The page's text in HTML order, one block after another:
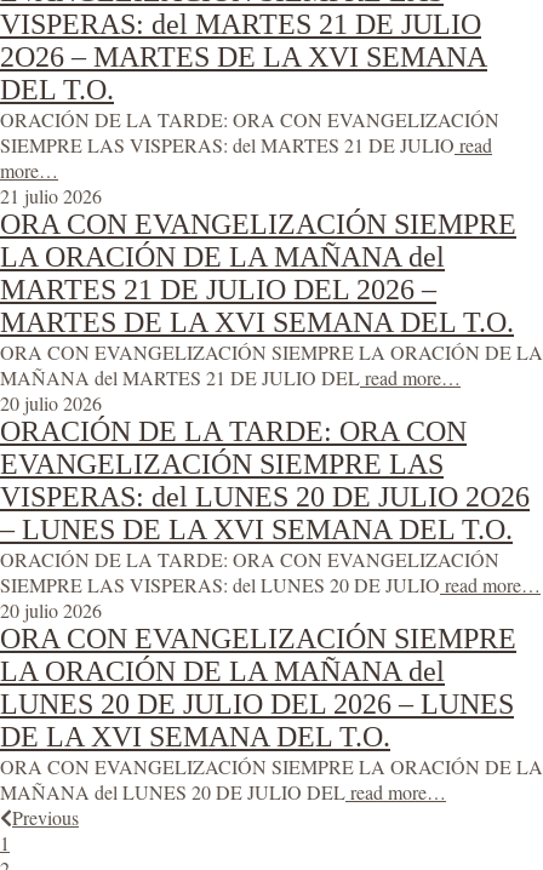
VISPERAS: del MARTES 21 DE JULIO
2O26 – MARTES DE LA XVI SEMANA
DEL T.O.
ORACIÓN DE LA TARDE: ORA CON EVANGELIZACIÓN
SIEMPRE LAS VISPERAS: del MARTES 21 DE JULIO read
more…
21 julio 2026
ORA CON EVANGELIZACIÓN SIEMPRE
LA ORACIÓN DE LA MAÑANA del
MARTES 21 DE JULIO DEL 2026 –
MARTES DE LA XVI SEMANA DEL T.O.
ORA CON EVANGELIZACIÓN SIEMPRE LA ORACIÓN DE LA
MAÑANA del MARTES 21 DE JULIO DELread more…
20 julio 2026
ORACIÓN DE LA TARDE: ORA CON
EVANGELIZACIÓN SIEMPRE LAS
VISPERAS: del LUNES 20 DE JULIO 2O26
– LUNES DE LA XVI SEMANA DEL T.O.
ORACIÓN DE LA TARDE: ORA CON EVANGELIZACIÓN
SIEMPRE LAS VISPERAS: del LUNES 20 DE JULIO read more…
20 julio 2026
ORA CON EVANGELIZACIÓN SIEMPRE
LA ORACIÓN DE LA MAÑANA del
LUNES 20 DE JULIO DEL 2026 – LUNES
DE LA XVI SEMANA DEL T.O.
ORA CON EVANGELIZACIÓN SIEMPRE LA ORACIÓN DE LA
MAÑANA del LUNES 20 DE JULIO DELread more…
Previous
1